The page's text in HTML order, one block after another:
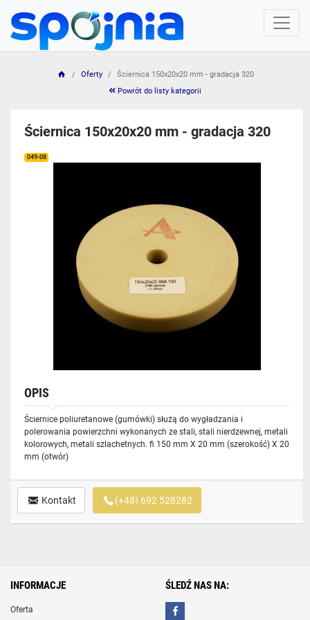
Oferty
Ściernica 150x20x20 mm - gradacja 320
Powrót do listy kategorii
Ściernica 150x20x20 mm - gradacja 320
049-08
OPIS
Ściernice poliuretanowe (gumówki) służą do wygładzania i
polerowania powierzchni wykonanych ze stali, stali nierdzewnej, metali
kolorowych, metali szlachetnych. fi 150 mm X 20 mm (szerokość) X 20
mm (otwór)
Kontakt (+48) 692 528282
INFORMACJE
Oferta
ŚLEDŹ NAS NA: